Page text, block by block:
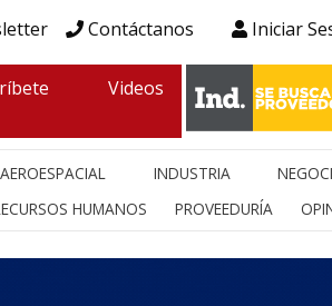
Contáctanos Iniciar
Videos
AEROESPACIAL INDUSTRIA
HUMANOS
PROVEEDURÍA